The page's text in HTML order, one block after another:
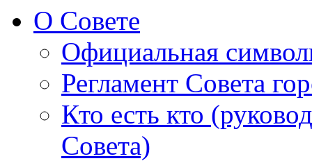
О Совете
Официальная
Регламент Совета
Кто есть кто
Совета)